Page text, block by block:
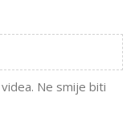
Ne smije biti